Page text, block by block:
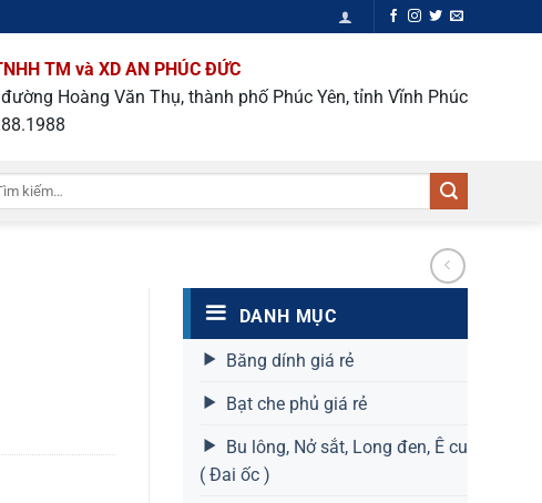
TM và XD AN PHÚC ĐỨC
Hoàng Văn Thụ, thành phố Phúc Yên, tỉnh Vĩnh Phúc
DANH MỤC
Băng dính giá rẻ
Bạt che phủ giá rẻ
Bu lông, Nở sắt, Long đen, Ê cu
( Đai ốc )